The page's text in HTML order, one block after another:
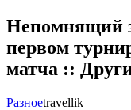
Непомнящий
первом
матча ::
Разноеtravellik